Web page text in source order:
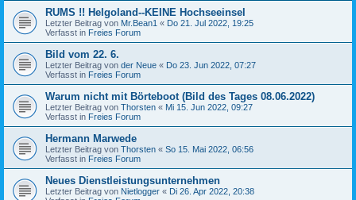
RUMS !! Helgoland--KEINE Hochseeinsel
Letzter Beitrag von Mr.Bean1 « Do 21. Jul 2022, 19:25
Verfasst in Freies Forum
Bild vom 22. 6.
Letzter Beitrag von der Neue « Do 23. Jun 2022, 07:27
Verfasst in Freies Forum
Warum nicht mit Börteboot (Bild des Tages 08.06.2022)
Letzter Beitrag von Thorsten « Mi 15. Jun 2022, 09:27
Verfasst in Freies Forum
Hermann Marwede
Letzter Beitrag von Thorsten « So 15. Mai 2022, 06:56
Verfasst in Freies Forum
Neues Dienstleistungsunternehmen
Letzter Beitrag von Nietlogger « Di 26. Apr 2022, 20:38